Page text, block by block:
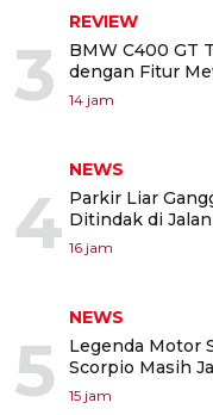
3
REVIEW
BMW C400 GT
dengan Fitur
14 jam
4
NEWS
Parkir Liar
Ditindak di
16 jam
5
NEWS
Legenda Motor
Scorpio Masih
15 jam